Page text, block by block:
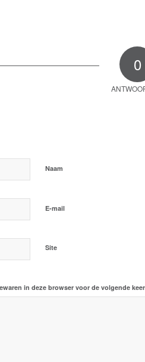
0
Naam
E-mail
Site
in deze browser voor de volgende